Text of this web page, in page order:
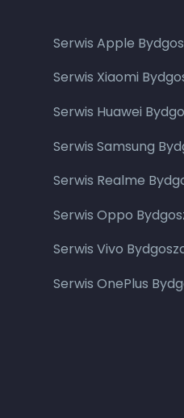
Serwis Apple
Serwis Xiaomi
Serwis Huawei
Serwis Samsung
Serwis Realme
Serwis Oppo
Serwis Vivo
Serwis OnePlus